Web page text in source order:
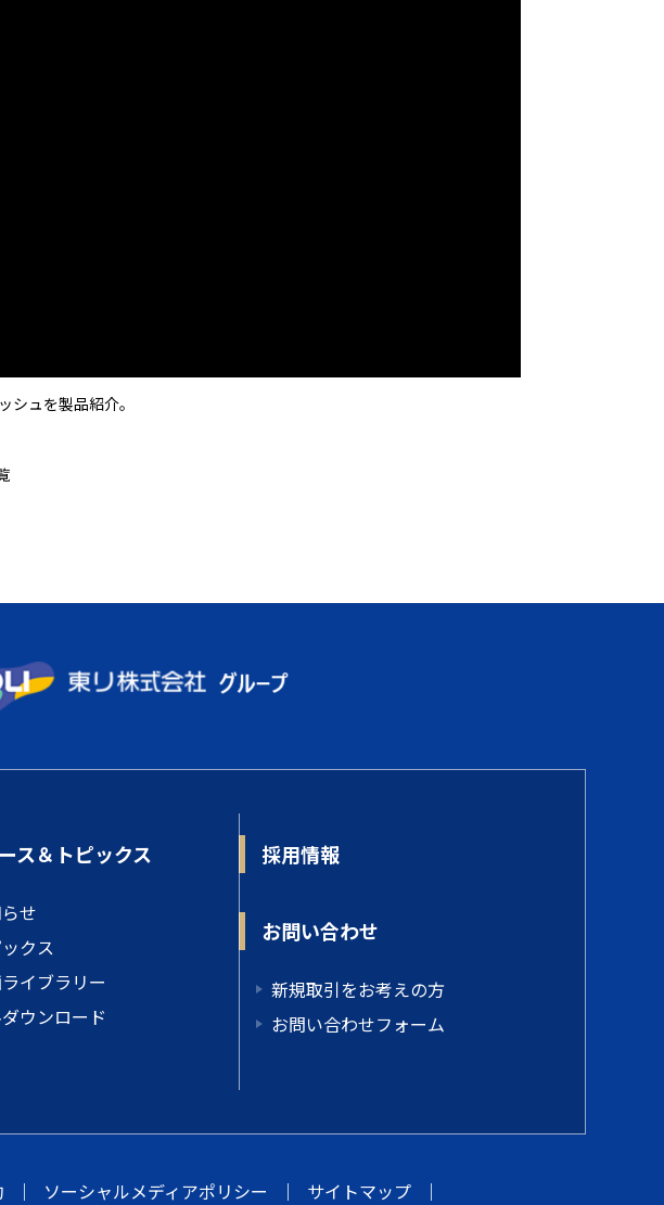
シュを製品紹介。
ス＆トピックス
せ
クス
イブラリー
ウンロード
採用情報
お問い合わせ
新規取引をお考えの方
お問い合わせフォーム
｜ ソーシャルメディアポリシー ｜ サイトマップ ｜